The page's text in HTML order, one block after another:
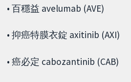
• 百穩益 avelumab (AVE)
• 抑癌特膜衣錠 axitinib (AXI)
• 癌必定 cabozantinib (CAB)